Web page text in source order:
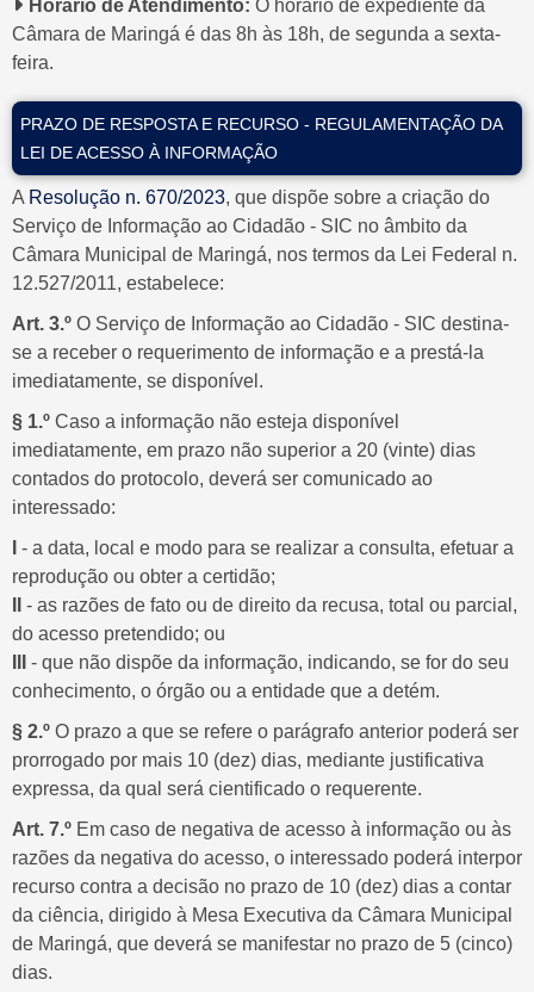
LEGISLAÇÃO
RELATÓRIOS
AUDIÊNCIAS
PÚBLICAS
PERGUNTAS
FREQUENTES -
FAQ
CARTA DE
SERVIÇOS AO
USUÁRIO
INSTITUCIONAL
LGPD
BANCO DE
LEGISLATIVAS
Horário de Atendimento: O horário de expediente da
Câmara de Maringá é das 8h às 18h, de segunda a sexta-
feira.
PRAZO DE RESPOSTA E RECURSO - REGULAMENTAÇÃO DA
LEI DE ACESSO À INFORMAÇÃO
A Resolução n. 670/2023, que dispõe sobre a criação do
Serviço de Informação ao Cidadão - SIC no âmbito da
Câmara Municipal de Maringá, nos termos da Lei Federal n.
12.527/2011, estabelece:
Art. 3.º O Serviço de Informação ao Cidadão - SIC destina-
se a receber o requerimento de informação e a prestá-la
imediatamente, se disponível.
§ 1.º Caso a informação não esteja disponível
imediatamente, em prazo não superior a 20 (vinte) dias
contados do protocolo, deverá ser comunicado ao
interessado:
- a data, local e modo para se realizar a consulta, efetuar a
reprodução ou obter a certidão;
- as razões de fato ou de direito da recusa, total ou parcial,
do acesso pretendido; ou
- que não dispõe da informação, indicando, se for do seu
conhecimento, o órgão ou a entidade que a detém.
§ 2.º O prazo a que se refere o parágrafo anterior poderá ser
prorrogado por mais 10 (dez) dias, mediante justificativa
expressa, da qual será cientificado o requerente.
Art. 7.º Em caso de negativa de acesso à informação ou às
razões da negativa do acesso, o interessado poderá interpor
recurso contra a decisão no prazo de 10 (dez) dias a contar
da ciência, dirigido à Mesa Executiva da Câmara Municipal
de Maringá, que deverá se manifestar no prazo de 5 (cinco)
dias.